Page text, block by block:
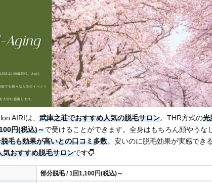
AIRIは、 武庫之荘でおすすめ人気の脱毛サロン。THR方式の光
円(税込)～で受けることができます。全身はもちろん顔やうなじ
毛も効果が高いとの口コミ多数。安いのに脱毛効果が実感でき
気おすすめ脱毛サロンです
部分脱毛 / 1回1,100円(税込)～